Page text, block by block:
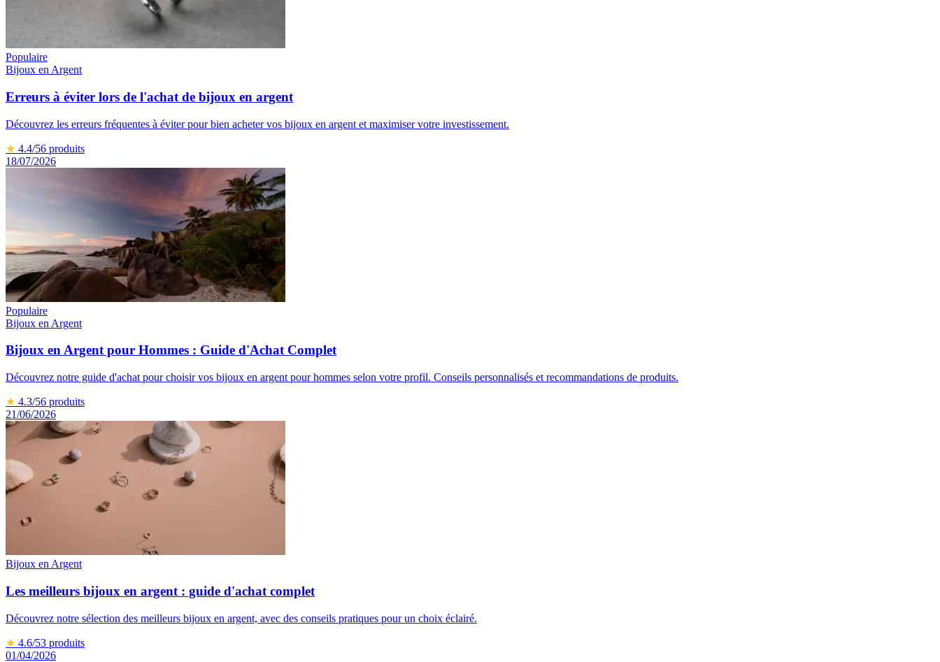
Populaire
Bijoux en Argent
Erreurs à éviter lors de l'achat de bijoux en argent
Découvrez les erreurs fréquentes à éviter pour bien acheter vos bijoux en argent et maximiser votre investissement.
★ 4.4/56 produits
18/07/2026
Populaire
Bijoux en Argent
Bijoux en Argent pour Hommes : Guide d'Achat Complet
Découvrez notre guide d'achat pour choisir vos bijoux en argent pour hommes selon votre profil. Conseils personnalisés et recommandations de produits.
★ 4.3/56 produits
21/06/2026
Bijoux en Argent
Les meilleurs bijoux en argent : guide d'achat complet
Découvrez notre sélection des meilleurs bijoux en argent, avec des conseils pratiques pour un choix éclairé.
★ 4.6/53 produits
01/04/2026